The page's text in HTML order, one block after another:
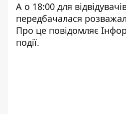
А о 18:00 для
передбачалася
Про це повідомляє
події.